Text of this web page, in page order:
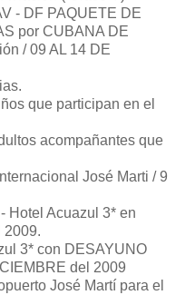
- DF PAQUETE DE
por CUBANA DE
/ 09 AL 14 DE
que participan en el
acompañantes que
José Marti / 9
Hotel Acuazul 3* en
2009.
3* con DESAYUNO
del 2009
José Martí para el